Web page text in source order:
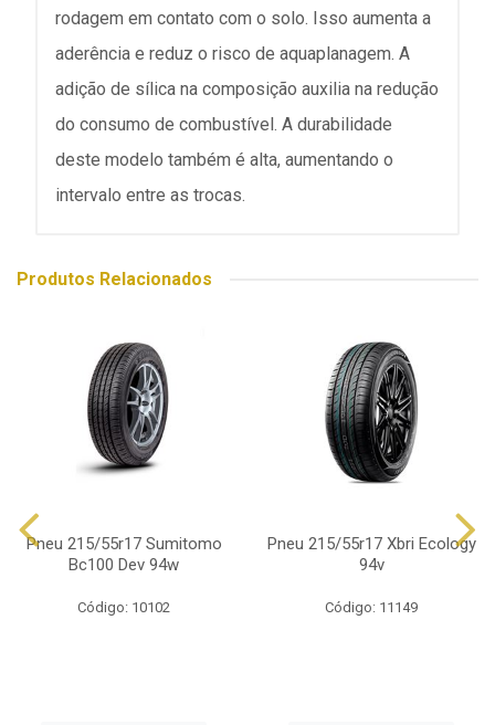
rodagem em contato com o solo. Isso aumenta a
aderência e reduz o risco de aquaplanagem. A
adição de sílica na composição auxilia na redução
do consumo de combustível. A durabilidade
deste modelo também é alta, aumentando o
intervalo entre as trocas.
Produtos Relacionados
Pneu 215/55r17 Sumitomo
Bc100 Dev 94w
Código: 10102
Pneu 215/55r17 Xbri Ecology
94v
Código: 11149